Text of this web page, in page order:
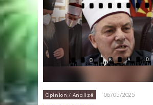
Opinion / Analizë 06/05/2025